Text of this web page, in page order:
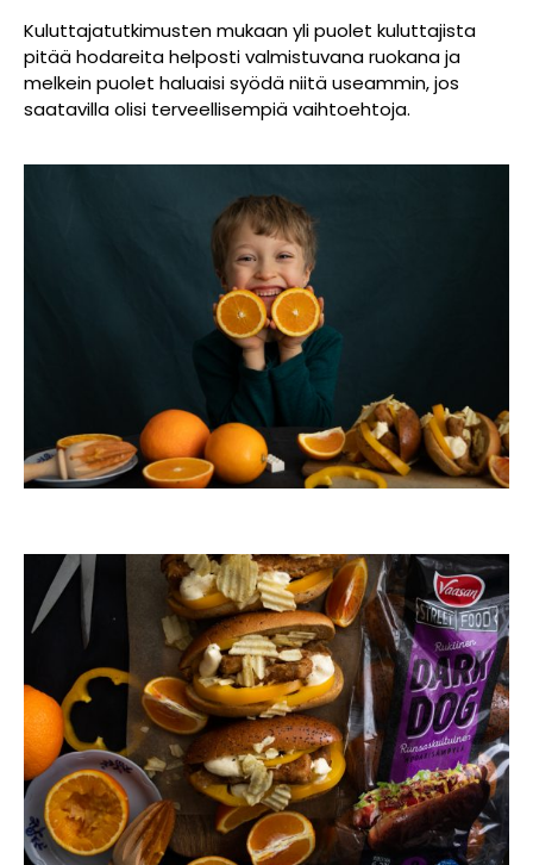
Kuluttajatutkimusten mukaan yli puolet kuluttajista
pitää hodareita helposti valmistuvana ruokana ja
melkein puolet haluaisi syödä niitä useammin, jos
saatavilla olisi terveellisempiä vaihtoehtoja.